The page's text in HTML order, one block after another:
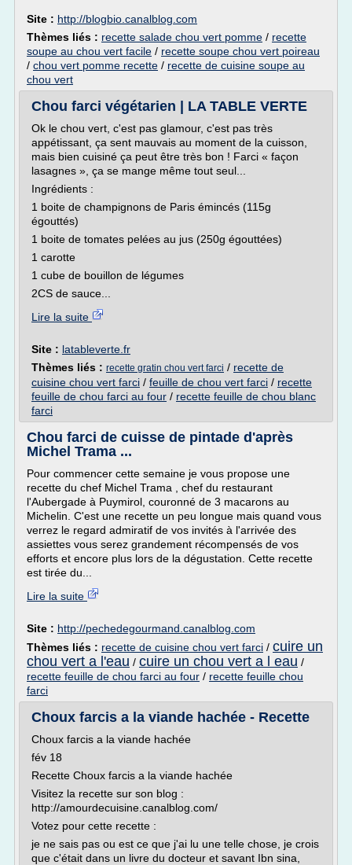
Site : http://blogbio.canalblog.com
Thèmes liés : recette salade chou vert pomme / recette
soupe au chou vert facile / recette soupe chou vert poireau
/ chou vert pomme recette / recette de cuisine soupe au
chou vert
Chou farci végétarien | LA TABLE VERTE
Ok le chou vert, c'est pas glamour, c'est pas très
appétissant, ça sent mauvais au moment de la cuisson,
mais bien cuisiné ça peut être très bon ! Farci « façon
lasagnes », ça se mange même tout seul...
Ingrédients :
1 boite de champignons de Paris émincés (115g
égouttés)
1 boite de tomates pelées au jus (250g égouttées)
1 carotte
1 cube de bouillon de légumes
2CS de sauce...
Lire la suite
Site : latableverte.fr
Thèmes liés : recette gratin chou vert farci / recette de
cuisine chou vert farci / feuille de chou vert farci / recette
feuille de chou farci au four / recette feuille de chou blanc
farci
Chou farci de cuisse de pintade d'après
Michel Trama ...
Pour commencer cette semaine je vous propose une
recette du chef Michel Trama , chef du restaurant
l'Aubergade à Puymirol, couronné de 3 macarons au
Michelin. C'est une recette un peu longue mais quand vous
verrez le regard admiratif de vos invités à l'arrivée des
assiettes vous serez grandement récompensés de vos
efforts et encore plus lors de la dégustation. Cette recette
est tirée du...
Lire la suite
Site : http://pechedegourmand.canalblog.com
Thèmes liés : recette de cuisine chou vert farci / cuire un
chou vert a l'eau / cuire un chou vert a l eau /
recette feuille de chou farci au four / recette feuille chou
farci
Choux farcis a la viande hachée - Recette
Choux farcis a la viande hachée
fév 18
Recette Choux farcis a la viande hachée
Visitez la recette sur son blog :
http://amourdecuisine.canalblog.com/
Votez pour cette recette :
je ne sais pas ou est ce que j'ai lu une telle chose, je crois
que c'était dans un livre du docteur et savant Ibn sina,